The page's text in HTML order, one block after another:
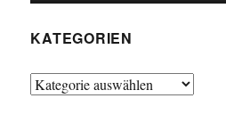
KATEGORIEN
Kategorien